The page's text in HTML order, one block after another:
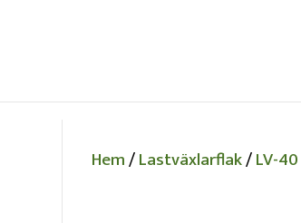
Hem/Lastväxlarflak/LV-40